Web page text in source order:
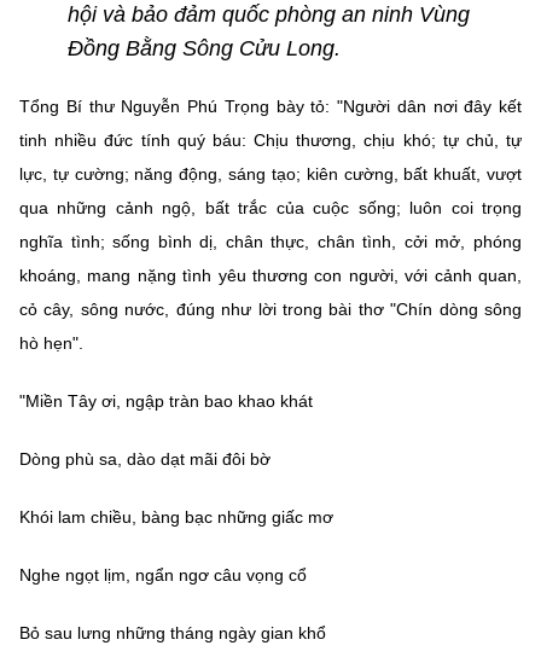
hội và bảo đảm quốc phòng an ninh Vùng
Đồng Bằng Sông Cửu Long.
Tổng Bí thư Nguyễn Phú Trọng bày tỏ: "Người dân nơi đây kết
tinh nhiều đức tính quý báu: Chịu thương, chịu khó; tự chủ, tự
lực, tự cường; năng động, sáng tạo; kiên cường, bất khuất, vượt
qua những cảnh ngộ, bất trắc của cuộc sống; luôn coi trọng
nghĩa tình; sống bình dị, chân thực, chân tình, cởi mở, phóng
khoáng, mang nặng tình yêu thương con người, với cảnh quan,
cỏ cây, sông nước, đúng như lời trong bài thơ "Chín dòng sông
hò hẹn".
"Miền Tây ơi, ngập tràn bao khao khát
Dòng phù sa, dào dạt mãi đôi bờ
Khói lam chiều, bàng bạc những giấc mơ
Nghe ngọt lịm, ngẩn ngơ câu vọng cổ
Bỏ sau lưng những tháng ngày gian khổ